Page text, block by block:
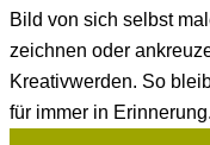
Bild von sich selbst
zeichnen oder
Kreativwerden. So
für immer in Erinnerung.